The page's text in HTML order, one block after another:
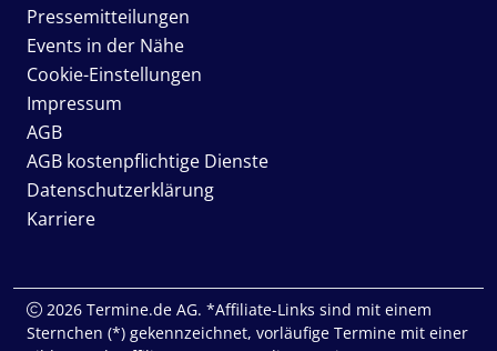
Pressemitteilungen
Events in der Nähe
Cookie-Einstellungen
Impressum
AGB
AGB kostenpflichtige Dienste
Datenschutzerklärung
Karriere
2026 Termine.de AG. *Affiliate-Links sind mit einem
Sternchen (*) gekennzeichnet, vorläufige Termine mit einer